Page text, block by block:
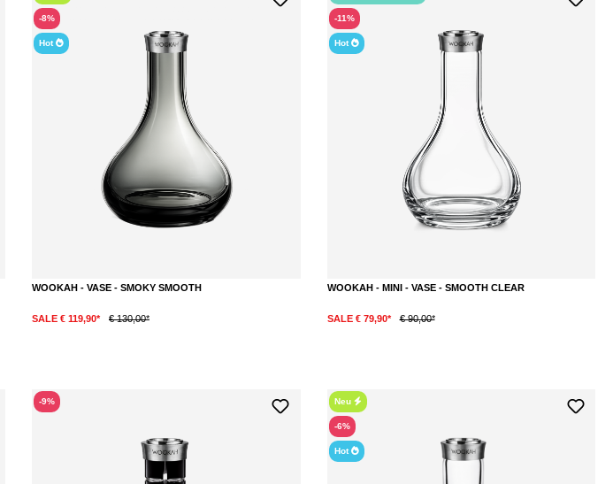
-8%
Hot
WOOKAH - VASE - SMOKY SMOOTH
SALE € 119,90* € 130,00*
-11%
Hot
WOOKAH - MINI - VASE - SMOOTH CLEAR
SALE € 79,90* € 90,00*
-9% Neu
-6%
Hot